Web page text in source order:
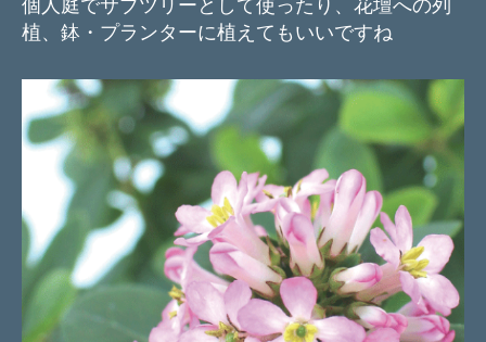
個人庭でサブツリーとして使ったり、花壇への列
植、鉢・プランターに植えてもいいですね